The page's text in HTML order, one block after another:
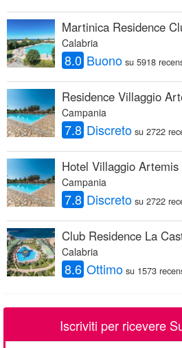
Martinica Residence
Calabria
8.0 Buono su 5918
Residence Villaggio
Campania
7.8 Discreto su 2722
Hotel Villaggio Artemis
Campania
7.8 Discreto su 2722
Club Residence La
Calabria
8.6 Ottimo su 1573
Iscriviti per ricevere